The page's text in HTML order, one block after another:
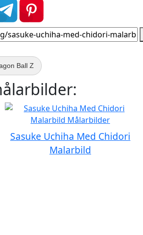
Ball Z
Sasuke Uchiha Med Chidori
Malarbild